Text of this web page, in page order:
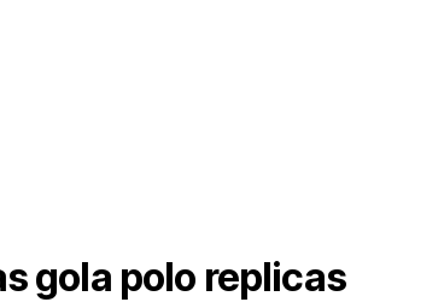
gola polo replicas